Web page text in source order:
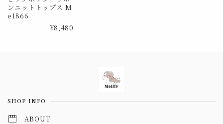
ンニットトップス M
e1866
¥8,480
SHOP INFO
ABOUT